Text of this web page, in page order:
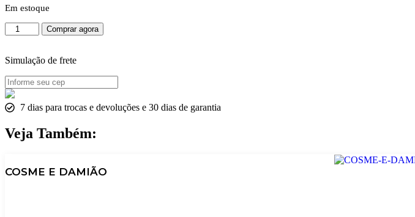
Em estoque
MARIA
PADILHA
Comprar agora
Simulação de frete
7 dias para trocas e devoluções e 30 dias de garantia
Veja Também:
COSME E DAMIÃO